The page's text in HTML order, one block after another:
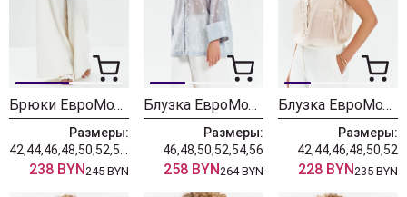
Брюки ЕвроМода 765 молочный
Размеры:
238 BYN245 BYN
Блузка ЕвроМода 762 голубой
Размеры:
46,48,50,52,54,56
258 BYN264 BYN
Блузка ЕвроМода 754 золотисто-бежевый
Размеры:
42,44,46,48,50,52
228 BYN235 BYN